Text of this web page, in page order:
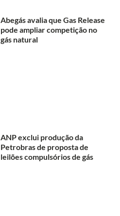
Abegás avalia que Gas Release
pode ampliar competição no
gás natural
ANP exclui produção da
Petrobras de proposta de
leilões compulsórios de gás